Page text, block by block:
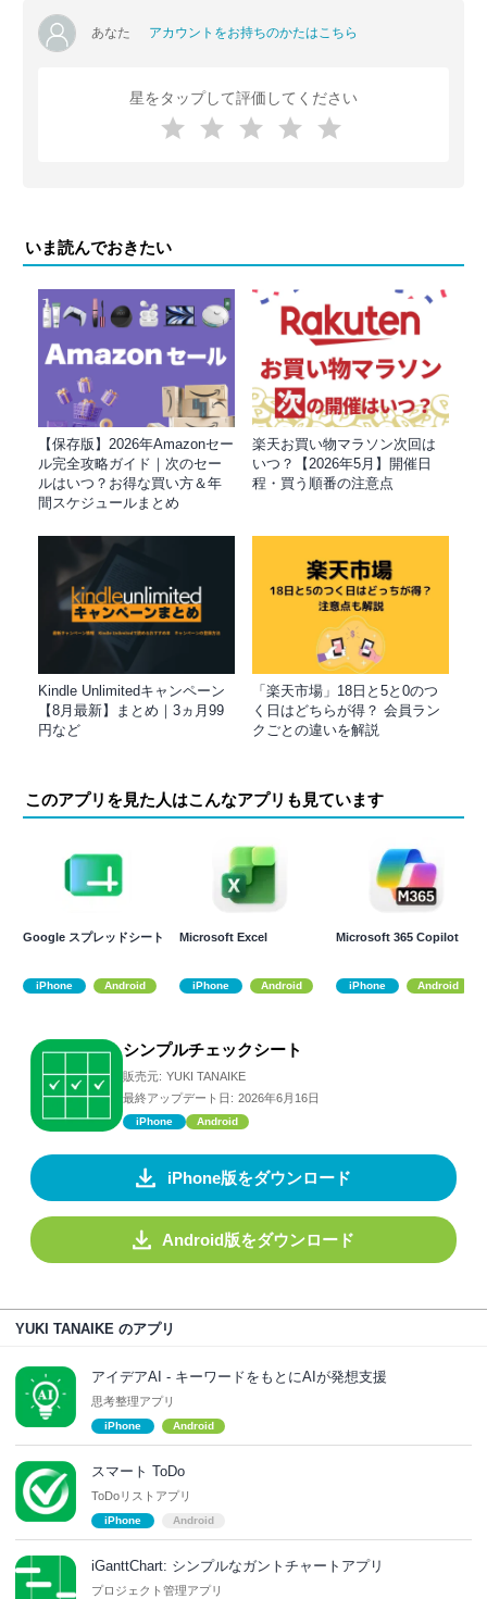
あなた アカウントをお持ちのかたはこちら
星をタップして評価してください
いま読んでおきたい
【保存版】2026年Amazonセー
ル完全攻略ガイド｜次のセー
ルはいつ？お得な買い方＆年
間スケジュールまとめ
楽天お買い物マラソン次回は
いつ？【2026年5月】開催日
程・買う順番の注意点
Kindle Unlimitedキャンペーン
【8月最新】まとめ｜3ヵ月99
円など
「楽天市場」18日と5と0のつ
く日はどちらが得？ 会員ラン
クごとの違いを解説
このアプリを見た人はこんなアプリも見ています
Google スプレッドシート
iPhone Android
Microsoft Excel
iPhone Android
Microsoft 365 Copilot
iPhone Android
シンプルチェックシート
販売元: YUKI TANAIKE
最終アップデート日: 2026年6月16日
iPhone Android
iPhone版をダウンロード
Android版をダウンロード
YUKI TANAIKE のアプリ
アイデアAI - キーワードをもとにAIが発想支援
思考整理アプリ
iPhone Android
スマート ToDo
ToDoリストアプリ
iPhone Android
iGanttChart: シンプルなガントチャートアプリ
プロジェクト管理アプリ